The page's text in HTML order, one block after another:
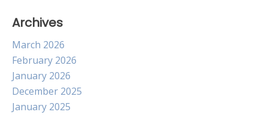
Archives
March 2026
February 2026
January 2026
December 2025
January 2025